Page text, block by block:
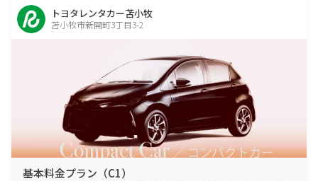
トヨタレンタカー苫小牧
苫小牧市新開町3丁目3-2
基本料金プラン（C1）